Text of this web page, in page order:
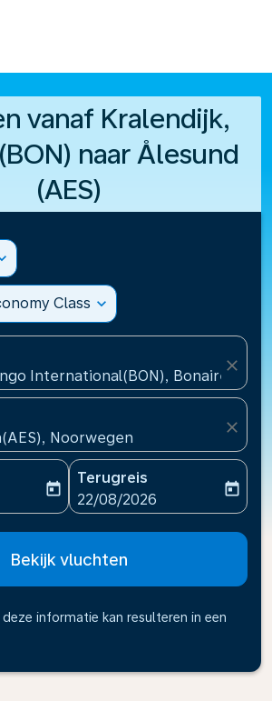
vanaf Kralendijk,
naar Ålesund
(AES)
Class expand_more
International(BON), Bonaire, St
close
Noorwegen
close
date-aria-label
today
Terugreis
fc-booking-return-date-
22/08/2026
today
Bekijk vluchten
informatie kan resulteren in een